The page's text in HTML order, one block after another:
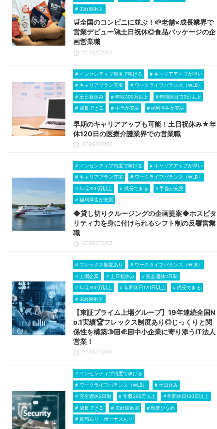
未経験歓迎
🛒全国のコンビニに並ぶ！🌱老舗×成長業界で
営業デビュー🚀土日祝休◎食品パッケージの企
画営業職
2026/02/02
インセンティブ制度で稼げる キャリアアップが早い
キャリアプラン充実 ワークライフバランス（WLB）
土日祝休み 年収300万以上 年間休日120日以上
成長できる 手当が充実 福利厚生が充実
早期のキャリアアップも可能！土日祝休み★年
休120日の医療介護業界での営業職
2026/02/02
インセンティブ制度で稼げる キャリアアップが早い
キャリアプラン充実 ワークライフバランス（WLB）
年収300万以上 成長できる 手当が充実
福利厚生が充実
◆貸し切りクルージングの企画提案◆ホスピタ
リティ力を身に付けられるシフト制の反響営業
職
2026/02/02
フレックス制度あり ワークライフバランス（WLB）
上場企業 土日祝休み 完全週休2日制
年収300万以上 年間休日120日以上 成長できる
未経験歓迎
【東証プライム上場グループ】19年連続全国N
o.1実績🏆フレックス制度あり◎じっくりと関
係性を構築🫱🏻‍🫲🏻中小企業に寄り添うIT法人
営業！
2026/01/30
インセンティブ制度で稼げる
ワークライフバランス（WLB） 土日休み
完全週休2日制 年収300万以上 年間休日120日以上
成長できる 未経験歓迎 残業少なめ
賞与あり・ボーナスあり